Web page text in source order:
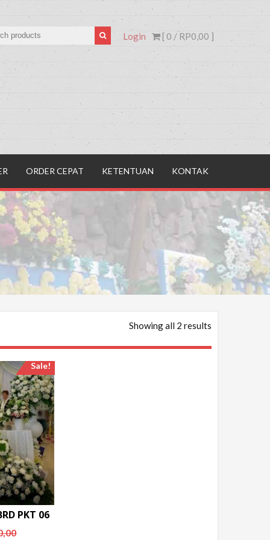
[ 0 / RP0,00 ]
Login
ORDER CEPAT KETENTUAN KONTAK
Showing all 2 results
Sale!
PKT 06